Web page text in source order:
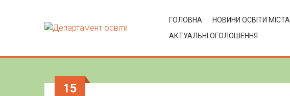
ГОЛОВНА НОВИНИ ОСВІТИ МІСТА
АКТУАЛЬНІ ОГОЛОШЕННЯ
15